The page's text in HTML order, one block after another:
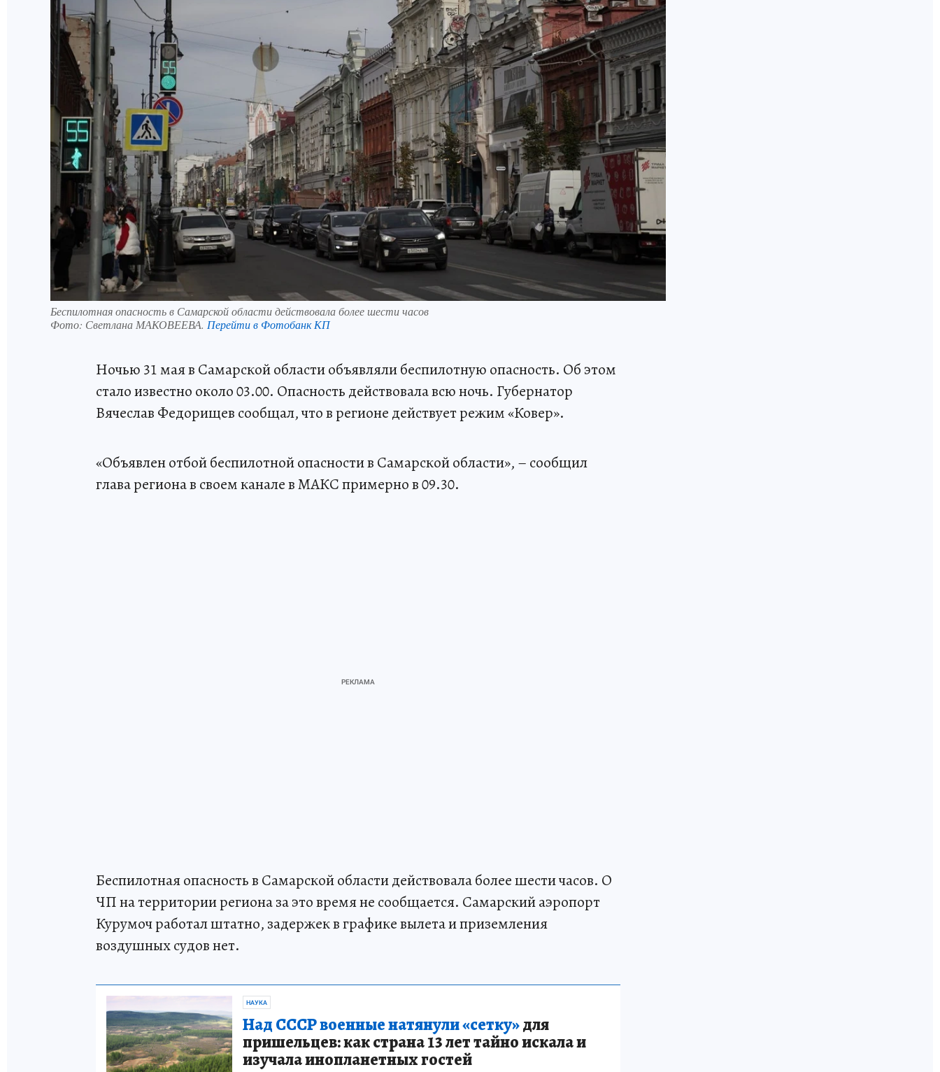
Беспилотная опасность в Самарской области действовала более шести часов
Фото: Светлана МАКОВЕЕВА. Перейти в Фотобанк КП
Ночью 31 мая в Самарской области объявляли беспилотную опасность. Об этом
стало известно около 03.00. Опасность действовала всю ночь. Губернатор
Вячеслав Федорищев сообщал, что в регионе действует режим «Ковер».
«Объявлен отбой беспилотной опасности в Самарской области», – сообщил
глава региона в своем канале в МАКС примерно в 09.30.
Беспилотная опасность в Самарской области действовала более шести часов. О
ЧП на территории региона за это время не сообщается. Самарский аэропорт
Курумоч работал штатно, задержек в графике вылета и приземления
воздушных судов нет.
НАУКА
Над СССР военные натянули «сетку»для
пришельцев: как страна 13 лет тайно искала и
изучала инопланетных гостей